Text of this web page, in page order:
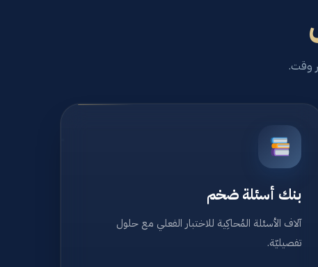
وقت.
بنك أسئلة ضخم
آلاف الأسئلة المُحاكِية للاختبار الفعلي مع حلول
تفصيليّة.